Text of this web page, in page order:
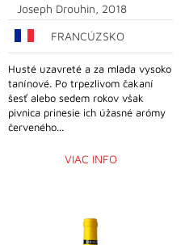
Joseph Drouhin, 2018
FRANCÚZSKO
Husté uzavreté a za mlada vysoko
tanínové. Po trpezlivom čakaní
šesť alebo sedem rokov však
pivnica prinesie ich úžasné arómy
červeného...
VIAC INFO